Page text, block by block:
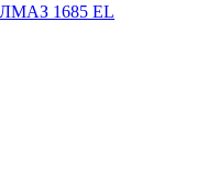
1685 EL